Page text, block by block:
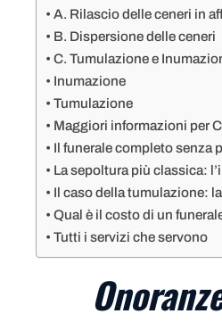
A. Rilascio delle ceneri in
B. Dispersione delle ceneri
C. Tumulazione e
Inumazione
Tumulazione
Maggiori informazioni per
Il funerale completo senza
La sepoltura più classica:
Il caso della tumulazione:
Qual è il costo di un
Tutti i servizi che servono